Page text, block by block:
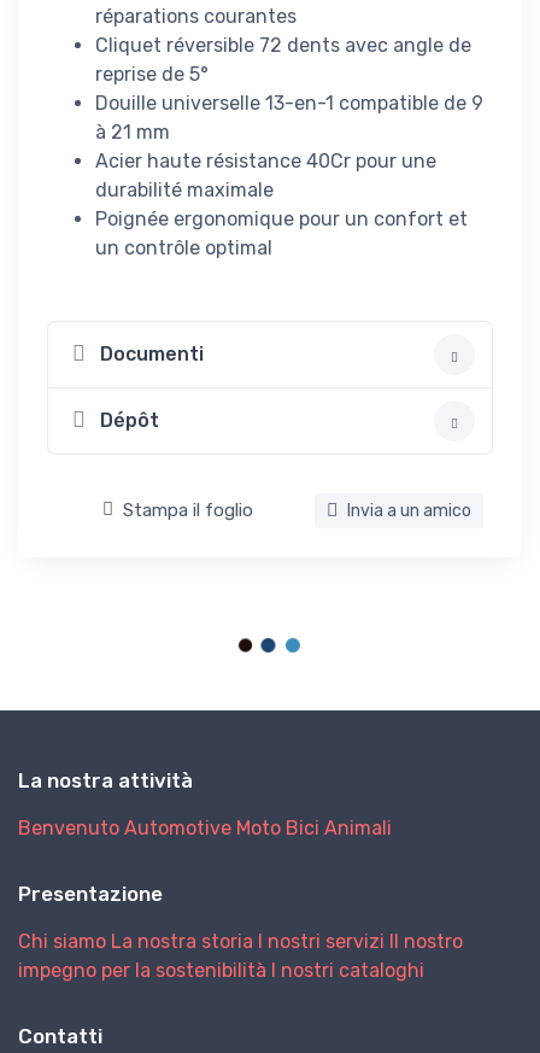
réparations courantes
Cliquet réversible 72 dents avec angle de
reprise de 5°
Douille universelle 13-en-1 compatible de 9
à 21 mm
Acier haute résistance 40Cr pour une
durabilité maximale
Poignée ergonomique pour un confort et
un contrôle optimal
Documenti
Dépôt
Stampa il foglio Invia a un amico
La nostra attività
Benvenuto Automotive Moto Bici Animali
Presentazione
Chi siamo La nostra storia I nostri servizi Il nostro
impegno per la sostenibilità I nostri cataloghi
Contatti